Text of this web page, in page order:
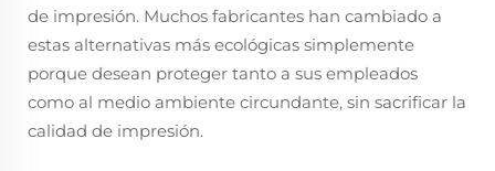
de impresión. Muchos fabricantes han cambiado a
estas alternativas más ecológicas simplemente
porque desean proteger tanto a sus empleados
como al medio ambiente circundante, sin sacrificar la
calidad de impresión.